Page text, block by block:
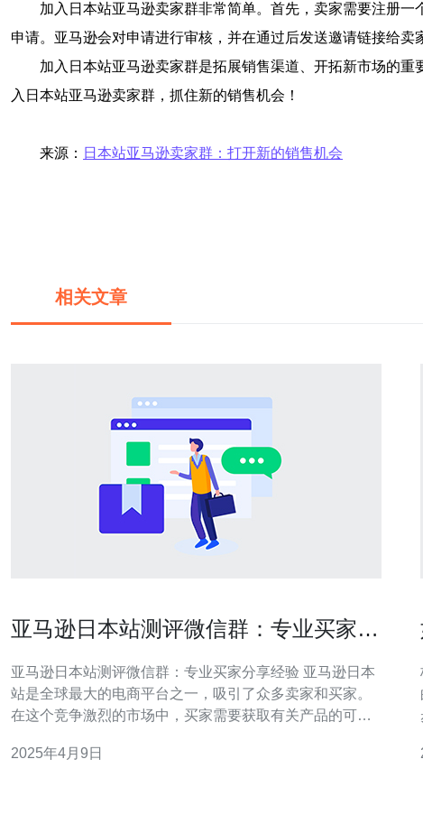
加入日本站亚马逊卖家群非常简单。首先，卖家需要注册
申请。亚马逊会对申请进行审核，并在通过后发送邀请链接给
加入日本站亚马逊卖家群是拓展销售渠道、开拓新市场的
入日本站亚马逊卖家群，抓住新的销售机会！
来源： 日本站亚马逊卖家群：打开新的销售机会
相关文章
亚马逊日本站测评微信群：专业买家分
亚马逊日本站测评微信群：专业买家分享经验 亚马逊日本
站是全球最大的电商平台之一，吸引了众多卖家和买家。
在这个竞争激烈的市场中，买家需要获取有关产品的可靠
业买家组建了亚马逊日本站测评微信群，分享他们的购买
2025年4月9日